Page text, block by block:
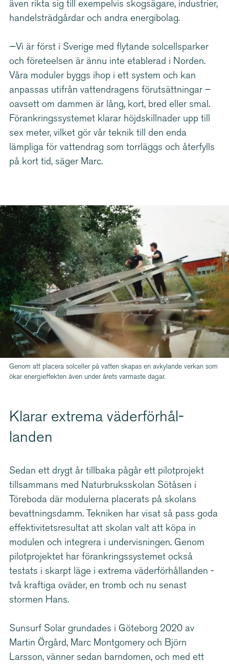
även rikta sig till exempelvis skogsägare, industrier,
handels­träd­gårdar och andra energibolag.
—Vi är först i Sverige med flytande solcell­sparker
och företeelsen är ännu inte etablerad i Norden.
Våra moduler byggs ihop i ett system och kan
anpassas utifrån vattendragens förut­sätt­ningar –
oavsett om dammen är lång, kort, bred eller smal.
Förank­rings­sy­stemet klarar höjdskill­nader upp till
sex meter, vilket gör vår teknik till den enda
lämpliga för vattendrag som torrläggs och återfylls
på kort tid, säger Marc.
Genom att placera solceller på vatten skapas en avkylande verkan som
ökar energieffekten även under årets varmaste dagar.
Klarar extrema väder­för­hål­
landen
Sedan ett drygt år tillbaka pågår ett pilotprojekt
tillsammans med Natur­bruks­skolan Sötåsen i
Töreboda där modulerna placerats på skolans
bevatt­ningsdamm. Tekniken har visat så pass goda
effek­ti­vi­tets­re­sultat att skolan valt att köpa in
modulen och integrera i under­vis­ningen. Genom
pilot­pro­jektet har förank­rings­sy­stemet också
testats i skarpt läge i extrema väder­för­hål­landen -
två kraftiga oväder, en tromb och nu senast
stormen Hans.
Sunsurf Solar grundades i Göteborg 2020 av
Martin Örgård, Marc Montgomery och Björn
Larsson, vänner sedan barndomen, och med ett